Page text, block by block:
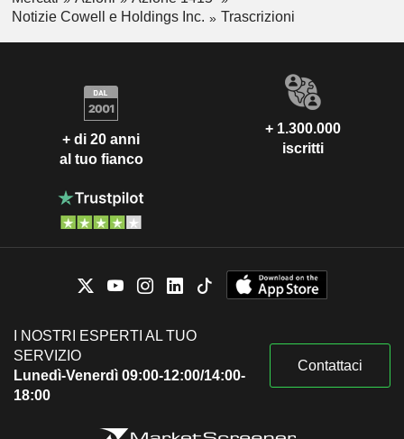
Notizie Cowell e Holdings Inc.
Trascrizioni
+ di 20 anni
al tuo fianco
+ 1.300.000
iscritti
I NOSTRI ESPERTI AL TUO
SERVIZIO
Lunedì-Venerdì 09:00-12:00/14:00-
18:00
Contattaci